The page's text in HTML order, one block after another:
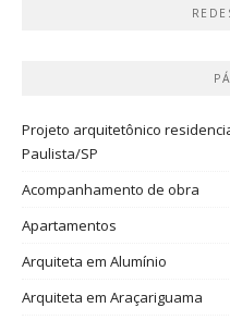
Projeto arquitetônico
Paulista/SP
Acompanhamento de obra
Apartamentos
Arquiteta em Alumínio
Arquiteta em Araçariguama